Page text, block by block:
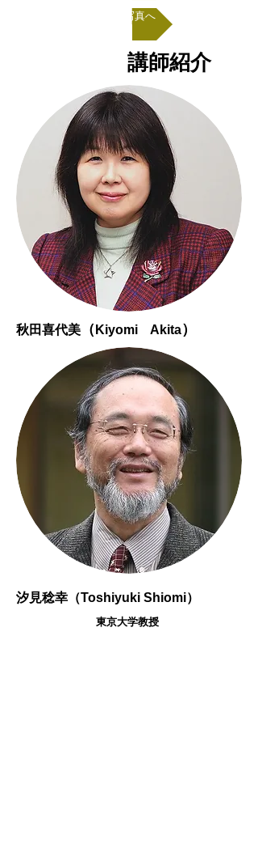
当日写真へ
講師紹介
秋田喜代美 （ Kiyomi Akita）
汐見稔幸（Toshiyuki Shiomi）
東京大学教授